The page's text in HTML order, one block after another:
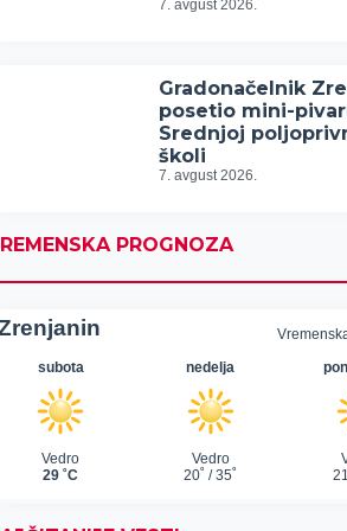
7. avgust 2026.
Gradonačelnik
posetio mini-
Srednjoj
školi
7. avgust 2026.
PROGNOZA